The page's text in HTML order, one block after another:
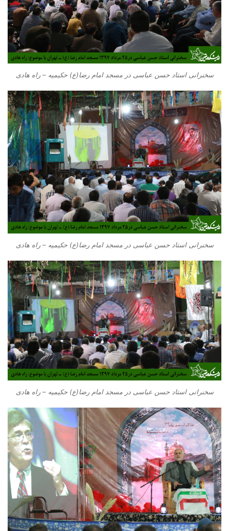
سخنرانی استاد حسن عباسی در مسجد امام رضا(ع) حکیمیه – راه هادی
سخنرانی استاد حسن عباسی در مسجد امام رضا(ع) حکیمیه – راه هادی
سخنرانی استاد حسن عباسی در مسجد امام رضا(ع) حکیمیه – راه هادی